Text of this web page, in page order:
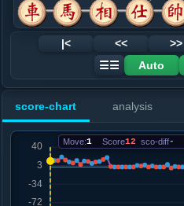
.....砲９平３
红+0
12. 车八平七
红+0
红+3
13. 炮五进四
红+2
.....砲１进４
红+2
15. 兵三进一
.....卒７进１
16. 相五进三
|< << >>
☰☰
Auto
score-chart analysis
Move:1 Score12 sco-diff-